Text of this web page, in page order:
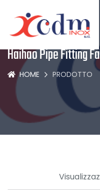
Haihao Pipe Fitting
HOME PRODOTTO